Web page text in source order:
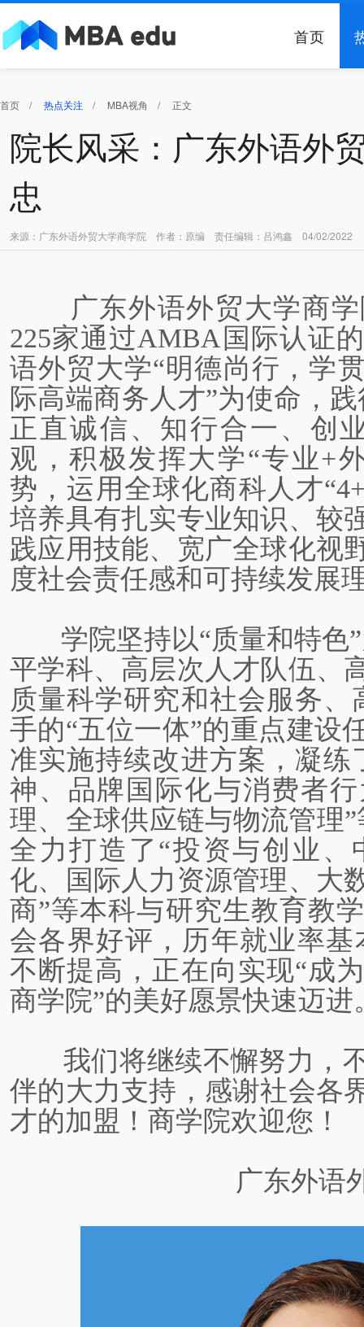
首页
首页 / 热点关注 / MBA视角 / 正文
院长风采：广东外语外
忠
来源：广东外语外贸大学商学院 作者：原编 责任编辑：吕鸿鑫 04/02/2022
广东外语外贸大学商学
225家通过AMBA国际认证
语外贸大学“明德尚行，学
际高端商务人才”为使命，
正直诚信、知行合一、创
观，积极发挥大学“专业+
势，运用全球化商科人才
培养具有扎实专业知识、较
践应用技能、宽广全球化视
度社会责任感和可持续发展
学院坚持以“质量和特色
平学科、高层次人才队伍、
质量科学研究和社会服务
手的“五位一体”的重点建设
准实施持续改进方案，凝练
神、品牌国际化与消费者
理、全球供应链与物流管理
全力打造了“投资与创业
化、国际人力资源管理、大
商”等本科与研究生教育教
会各界好评，历年就业率基
不断提高，正在向实现“成
商学院”的美好愿景快速迈进
我们将继续不懈努力，
伴的大力支持，感谢社会各
才的加盟！商学院欢迎您！
广东外语